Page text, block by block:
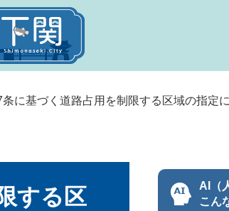
に基づく道路占用を制限する区域の指定
する区
AI（
こん